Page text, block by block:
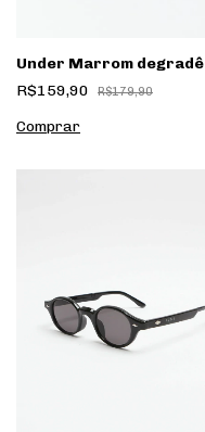
Under Marrom degradê
R$159,90
R$179,90